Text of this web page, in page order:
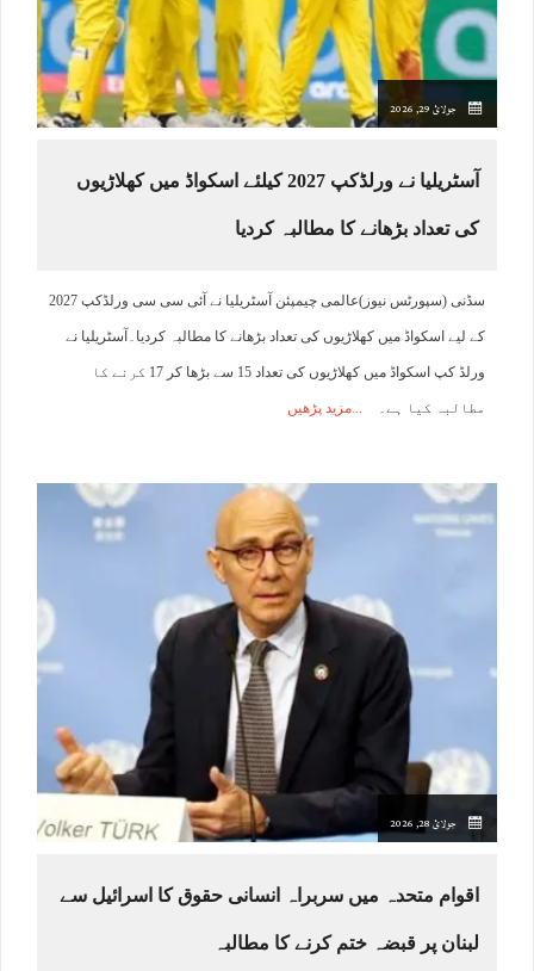
جولائ 29, 2026
آسٹریلیا نے ورلڈکپ 2027 کیلئے اسکواڈ میں کھلاڑیوں
کی تعداد بڑھانے کا مطالبہ کردیا
سڈنی (سپورٹس نیوز)عالمی چیمپئن آسٹریلیا نے آئی سی سی ورلڈکپ 2027
کے لیے اسکواڈ میں کھلاڑیوں کی تعداد بڑھانے کا مطالبہ کردیا۔آسٹریلیا نے
ورلڈ کپ اسکواڈ میں کھلاڑیوں کی تعداد 15 سے بڑھا کر 17 کرنے کا
مطالبہ کیا ہے۔ مزید پڑھیں
جولائ 28, 2026
اقوام متحدہ میں سربراہ انسانی حقوق کا اسرائیل سے
لبنان پر قبضہ ختم کرنے کا مطالبہ